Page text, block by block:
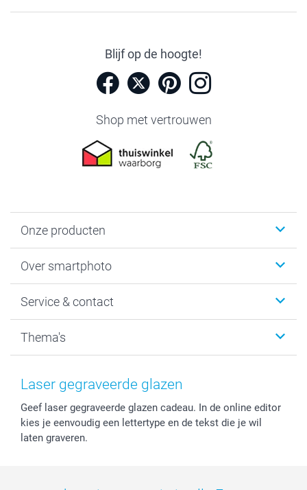
Blijf op de hoogte!
Shop met vertrouwen
Onze producten
Fotoboeken
Fotocadeaus
Kaarten
Over smartphoto
Vacatures
Bestelproces
Herroepingsrecht
Cookiebeleid
Reviews
Service & contact
Tevredenheidsgarantie
Mijn orderstatus
smartbonus
smartfriends
service@smartphoto.nl
Thema's
Baby
Moederdag
Vaderdag
Huwelijk
Laser gegraveerde glazen
Geef laser gegraveerde glazen cadeau. In de online editor
kies je eenvoudig een lettertype en de tekst die je wil
laten graveren.